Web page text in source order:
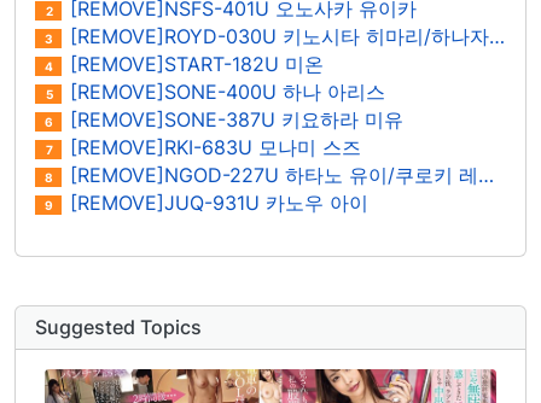
2 [REMOVE]NSFS-401U 오노사카 유이카
3 [REMOVE]ROYD-030U 키노시타 히마리/하나자와 히마리
4 [REMOVE]START-182U 미온
5 [REMOVE]SONE-400U 하나 아리스
6 [REMOVE]SONE-387U 키요하라 미유
7 [REMOVE]RKI-683U 모나미 스즈
8 [REMOVE]NGOD-227U 하타노 유이/쿠로키 레이나
9 [REMOVE]JUQ-931U 카노우 아이
Suggested Topics